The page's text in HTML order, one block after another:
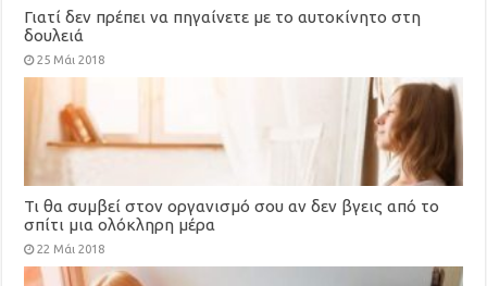
Γιατί δεν πρέπει να πηγαίνετε με το αυτοκίνητο στη
δουλειά
25 Μάι 2018
Τι θα συμβεί στον οργανισμό σου αν δεν βγεις από το
σπίτι μια ολόκληρη μέρα
22 Μάι 2018